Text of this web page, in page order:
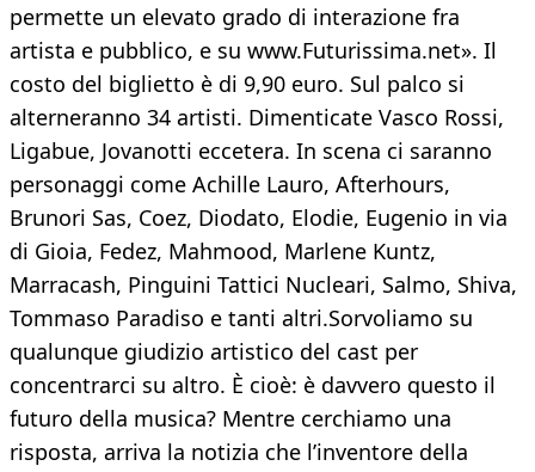
permette un elevato grado di interazione fra
artista e pubblico, e su www.Futurissima.net». Il
costo del biglietto è di 9,90 euro. Sul palco si
alterneranno 34 artisti. Dimenticate Vasco Rossi,
Ligabue, Jovanotti eccetera. In scena ci saranno
personaggi come Achille Lauro, Afterhours,
Brunori Sas, Coez, Diodato, Elodie, Eugenio in via
di Gioia, Fedez, Mahmood, Marlene Kuntz,
Marracash, Pinguini Tattici Nucleari, Salmo, Shiva,
Tommaso Paradiso e tanti altri.Sorvoliamo su
qualunque giudizio artistico del cast per
concentrarci su altro. È cioè: è davvero questo il
futuro della musica? Mentre cerchiamo una
risposta, arriva la notizia che l’inventore della